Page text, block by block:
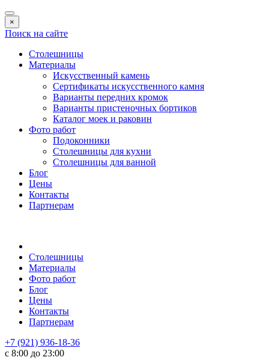
×
Поиск на сайте
Столешницы
Материалы
Искусственный камень
Сертификаты искусственного камня
Варианты передних кромок
Варианты пристеночных бортиков
Каталог моек и раковин
Фото работ
Подоконники
Столешницы для кухни
Столешницы для ванной
Блог
Цены
Контакты
Партнерам
Столешницы
Материалы
Фото работ
Блог
Цены
Контакты
Партнерам
+7 (921) 936-18-36
с 8:00 до 23:00